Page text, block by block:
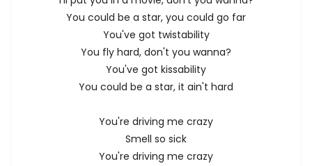
You could be a star, you could go far
You've got twistability
You fly hard, don't you wanna?
You've got kissability
You could be a star, it ain't hard
You're driving me crazy
Smell so sick
You're driving me crazy